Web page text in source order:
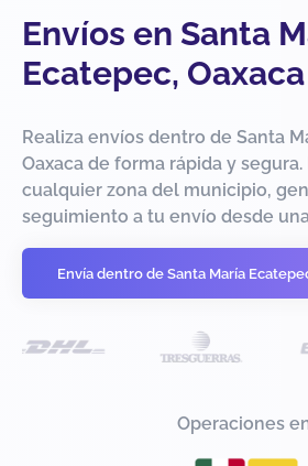
Envíos en Santa
Ecatepec, Oaxaca
Realiza envíos dentro de Santa
Oaxaca de forma rápida y
cualquier zona del municipio,
seguimiento a tu envío desde
Envía dentro de Santa María
Operaciones